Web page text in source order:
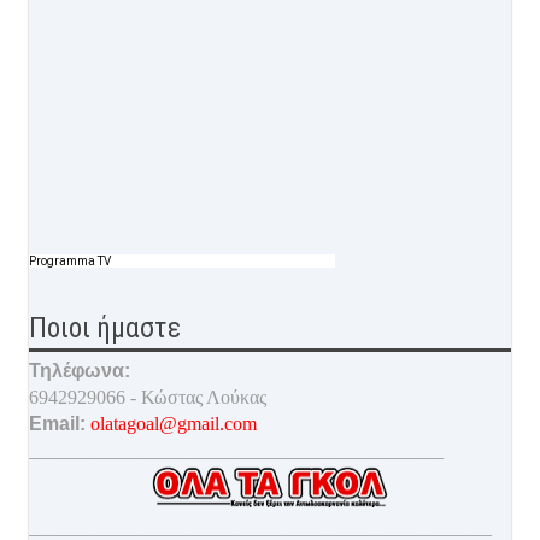
Programma TV
Ποιοι ήμαστε
Τηλέφωνα:
6942929066 - Κώστας Λούκας
Email: olatagoal@gmail.com